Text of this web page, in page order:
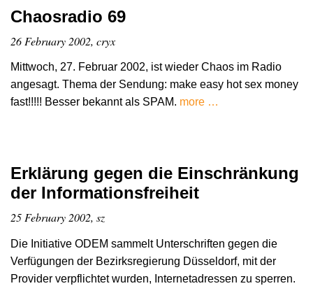
Chaosradio 69
26 February 2002, cryx
Mittwoch, 27. Februar 2002, ist wieder Chaos im Radio
angesagt. Thema der Sendung: make easy hot sex money
fast!!!!! Besser bekannt als SPAM. more …
Erklärung gegen die Einschränkung
der Informationsfreiheit
25 February 2002, sz
Die Initiative ODEM sammelt Unterschriften gegen die
Verfügungen der Bezirksregierung Düsseldorf, mit der
Provider verpflichtet wurden, Internetadressen zu sperren.